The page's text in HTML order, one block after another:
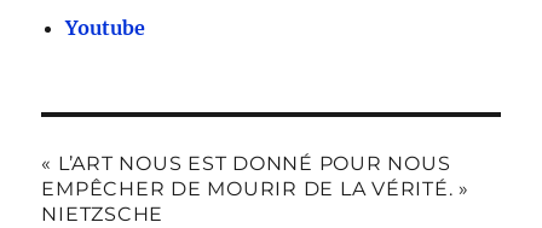
Youtube
« L’ART NOUS EST DONNÉ POUR NOUS
EMPÊCHER DE MOURIR DE LA VÉRITÉ. »
NIETZSCHE